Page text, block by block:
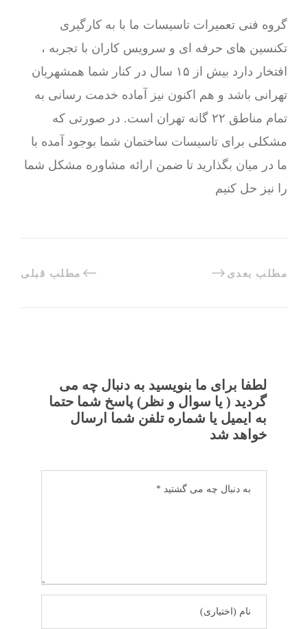
گروه فنی تعمیرات تاسیسات ما با به‌ کارگیری
تکنسین های حرفه ای و سرویس کاران با تجربه ،
افتخار دارد بیش از ۱۵ سال در کنار شما همشهریان
تهرانی باشد و هم اکنون نیز آماده خدمت رسانی به
تمام مناطق ۲۲ گانه تهران است. در صورتی که
مشکلی برای تاسیسات ساختمان شما بوجود آمده با
ما در میان بگذارید تا ضمن ارائه مشاوره مشکل شما
را نیز حل کنیم
مطلب قبلی مطلب بعدی
لطفا برای ما بنویسید به دنبال چه می
گردید ( یا سوال و نظر) پاسخ شما حتما
به ایمیل یا شماره تلفن شما ارسال
خواهد شد